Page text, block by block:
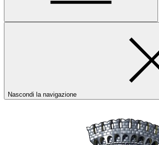
Nascondi la navigazione